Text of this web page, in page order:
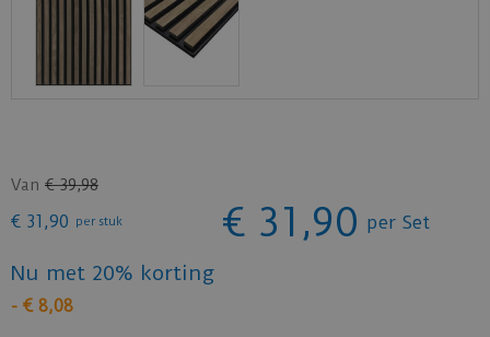
Van € 39,98
€ 31 ,90 per stuk € 31 ,90 per Set
Nu met 20% korting
- € 8,08